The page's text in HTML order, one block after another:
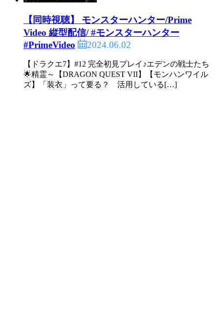
【同時視聴】 モンスターハンター/Prime
Video 縦型配信/ #モンスターハンター
#PrimeVideo
2024.06.02
【ドラクエ7】#12 完全初見プレイ♪エデンの戦士たち
🌟精霊～【DRAGON QUEST VII】【モンハンワイル
ズ】「装衣」って要る？ 活用している[…]